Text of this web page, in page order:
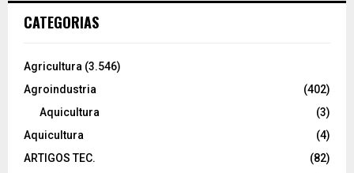
CATEGORIAS
Agricultura (3.546)
Agroindustria
(402)
Aquicultura
(3)
Aquicultura
(4)
ARTIGOS TEC.
(82)